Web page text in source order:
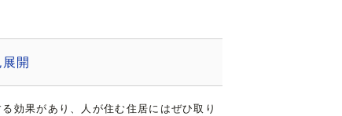
開
効果があり、人が住む住居にはぜひ取り